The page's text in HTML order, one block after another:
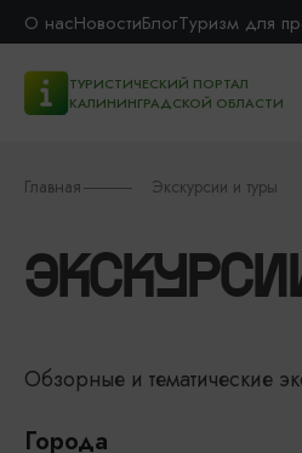
О насНовостиБлогТуризм для
ТУРИСТИЧЕСКИЙ ПОРТАЛ
КАЛИНИНГРАДСКОЙ ОБЛАСТИ
Главная Экскурсии и туры
Обзорные и тематические
Города